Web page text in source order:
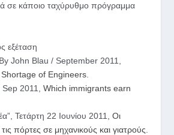
σε κάποιο ταχύρυθμο πρόγραμμα
εξέταση
John Blau / September 2011,
of Engineers
Sep 2011,Which immigrants earn
Τετάρτη 22 Ιουνίου 2011,Οι
πόρτες σε μηχανικούς και γιατρούς